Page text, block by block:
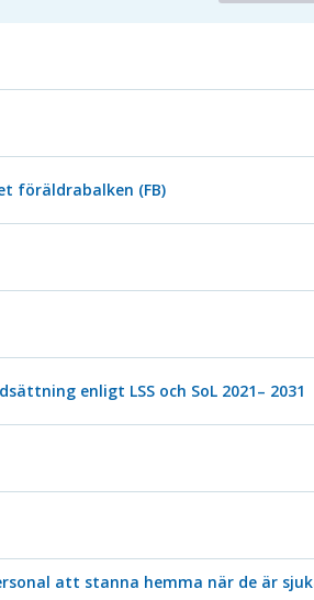
föräldrabalken (FB)
enligt LSS och SoL 2021– 2031
att stanna hemma när de är